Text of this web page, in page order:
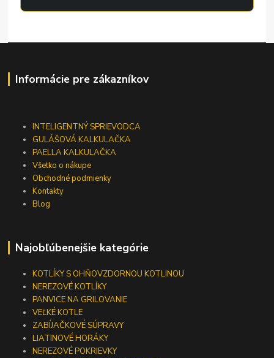
Informácie pre zákazníkov
INTELIGENTNÝ SPRIEVODCA
GULÁŠOVÁ KALKULAČKA
PAELLA KALKULAČKA
Všetko o nákupe
Obchodné podmienky
Kontakty
Blog
Najobľúbenejšie kategórie
KOTLÍKY S OHŇOVZDORNOU KOTLINOU
NEREZOVÉ KOTLÍKY
PANVICE NA GRILOVANIE
VEĽKÉ KOTLE
ZABÍJAČKOVÉ SÚPRAVY
LIATINOVÉ HORÁKY
NEREZOVÉ POKRIEVKY